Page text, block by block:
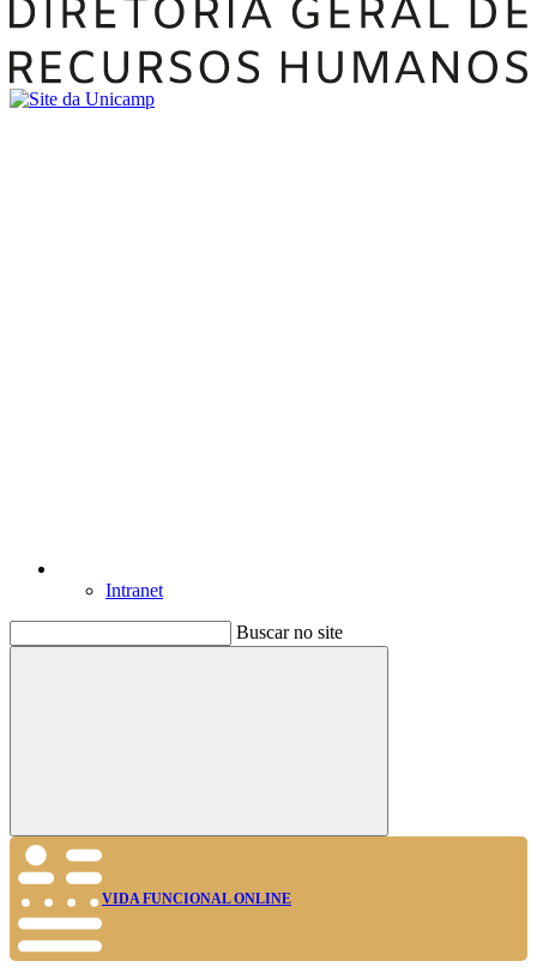
Intranet
Buscar no site
Buscar
VIDA FUNCIONAL ONLINE